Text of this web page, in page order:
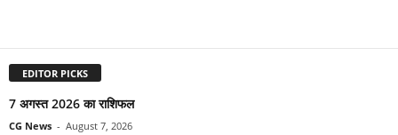
EDITOR PICKS
7 अगस्त 2026 का राशिफल
CG News - August 7, 2026